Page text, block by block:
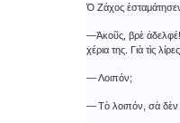
Ὁ Ζάχος
―Ἀκοῦς, βρὲ ἀδελφέ!
χέρια της. Γιὰ τὶς
― Λοιπόν;
― Τὸ λοιπόν, σὰ δὲν